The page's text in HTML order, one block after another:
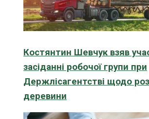
Костянтин Шевчук взяв
засіданні робочої групи при
Держлісагентстві щодо
деревини